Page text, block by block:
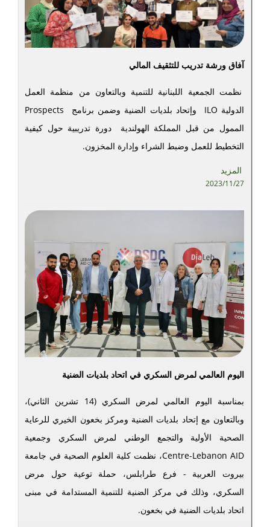
آفاق ورشة تدريب للتثقيف المالي
نظمت الجمعية اللبنانية للتنمية وبالتعاون من منظمة العمل
الدولية ILO وإتحاد بلديات الضنية وضمن برنامج Prospects
الممول من قبل المملكة الهولندية دورة تدريبية حول كيفية
التخطيط للعمل وضبط الشراء وإدارة المخزون.
المزيد
2023/11/27
اليوم العالمي لمرض السكري في اتحاد بلديات الضنية
بمناسبة اليوم العالمي لمرض السكري (14 تشرين الثاني)،
وبالتعاون مع إتحاد بلديات الضنية ومركز بخعون الخيري للرعاية
الصحية الأولية والتجمع الوطني لمرض السكري وجمعية
Centre-Lebanon AID، نظمت كلية العلوم الصحية في جامعة
بيروت العربية - فرع طرابلس، حملة توعية حول مرض
السكري، وذلك في مركز الضنية للتنمية المستدامة في مبنى
اتحاد بلديات الضنية في بخعون.